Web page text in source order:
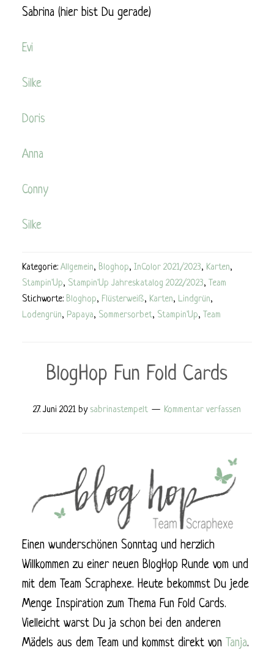
Sabrina (hier bist Du gerade)
Evi
Silke
Doris
Anna
Conny
Silke
Kategorie: Allgemein, Bloghop, InColor 2021/2023, Karten,
Stampin'Up, Stampin'Up Jahreskatalog 2022/2023, Team
Stichworte: Bloghop, Flüsterweiß, Karten, Lindgrün,
Lodengrün, Papaya, Sommersorbet, Stampin'Up, Team
BlogHop Fun Fold Cards
27. Juni 2021by sabrinastempelt Kommentar verfassen
Einen wunderschönen Sonntag und herzlich
Willkommen zu einer neuen BlogHop Runde vom und
mit dem Team Scraphexe. Heute bekommst Du jede
Menge Inspiration zum Thema Fun Fold Cards.
Vielleicht warst Du ja schon bei den anderen
Mädels aus dem Team und kommst direkt von Tanja.